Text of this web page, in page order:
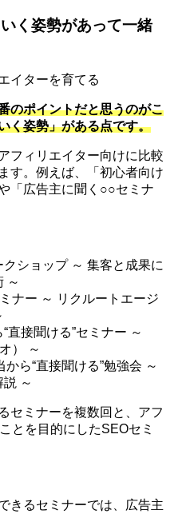
く姿勢があって一緒
のポイントだと思うのがこ
く姿勢」がある点です。
フィリエイター向けに比較
す。例えば、「初心者向け
「広告主に聞く○○セミナ
ショップ ～ 集客と成果に
～
ナー ～ リクルートエージ
直接聞ける”セミナー ～
） ～
ら“直接聞ける”勉強会 ～
～
セミナーを複数回と、アフ
とを目的にしたSEOセミ
きるセミナーでは、広告主